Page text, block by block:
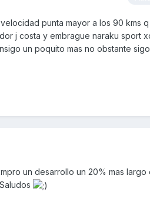
punta mayor a los 90 kms
j costa y embrague naraku sport
un poquito mas no obstante
un desarrollo un 20% mas largo